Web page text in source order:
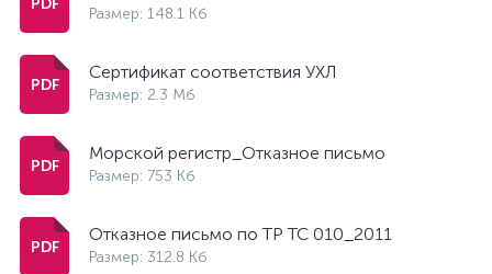
Размер: 148.1 Кб
Сертификат соответствия УХЛ
Размер: 2.3 Мб
Морской регистр_Отказное письмо
Размер: 753 Кб
Отказное письмо по ТР ТС 010_2011
Размер: 312.8 Кб